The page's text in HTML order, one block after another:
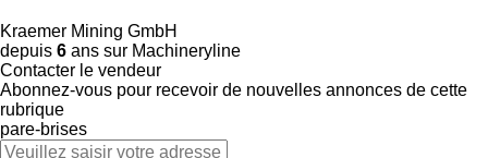
Kraemer Mining GmbH
depuis 6 ans sur Machineryline
Contacter le vendeur
Abonnez-vous pour recevoir de nouvelles annonces de cette
rubrique
pare-brises